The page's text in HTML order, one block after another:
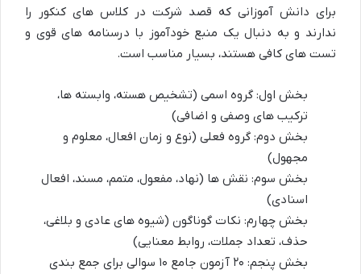
برای دانش آموزانی که قصد شرکت در کلاس های کنکور را
ندارند و به دنبال یک منبع خودآموز با درسنامه های قوی و
تست های کافی هستند، بسیار مناسب است.
بخش اول: گروه اسمی (تشخیص هسته، وابسته ها،
ترکیب های وصفی و اضافی)
بخش دوم: گروه فعلی (نوع و زمان افعال، معلوم و
مجهول)
بخش سوم: نقش ها (نهاد، مفعول، متمم، مسند، افعال
اسنادی)
بخش چهارم: نکات گوناگون (شیوه های عادی و بلاغی،
حذف، تعداد جملات، روابط معنایی)
بخش پنجم: ۲۰ آزمون جامع ۱۰ سوالی برای جمع بندی